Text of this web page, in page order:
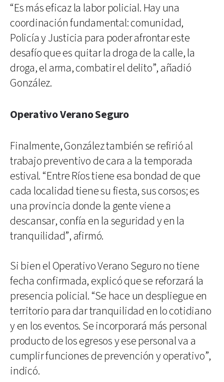
“Es más eficaz la labor policial. Hay una
coordinación fundamental: comunidad,
Policía y Justicia para poder afrontar este
desafío que es quitar la droga de la calle, la
droga, el arma, combatir el delito”, añadió
González.
Operativo Verano Seguro
Finalmente, González también se refirió al
trabajo preventivo de cara a la temporada
estival. “Entre Ríos tiene esa bondad de que
cada localidad tiene su fiesta, sus corsos; es
una provincia donde la gente viene a
descansar, confía en la seguridad y en la
tranquilidad”, afirmó.
Si bien el Operativo Verano Seguro no tiene
fecha confirmada, explicó que se reforzará la
presencia policial. “Se hace un despliegue en
territorio para dar tranquilidad en lo cotidiano
y en los eventos. Se incorporará más personal
producto de los egresos y ese personal va a
cumplir funciones de prevención y operativo”,
indicó.